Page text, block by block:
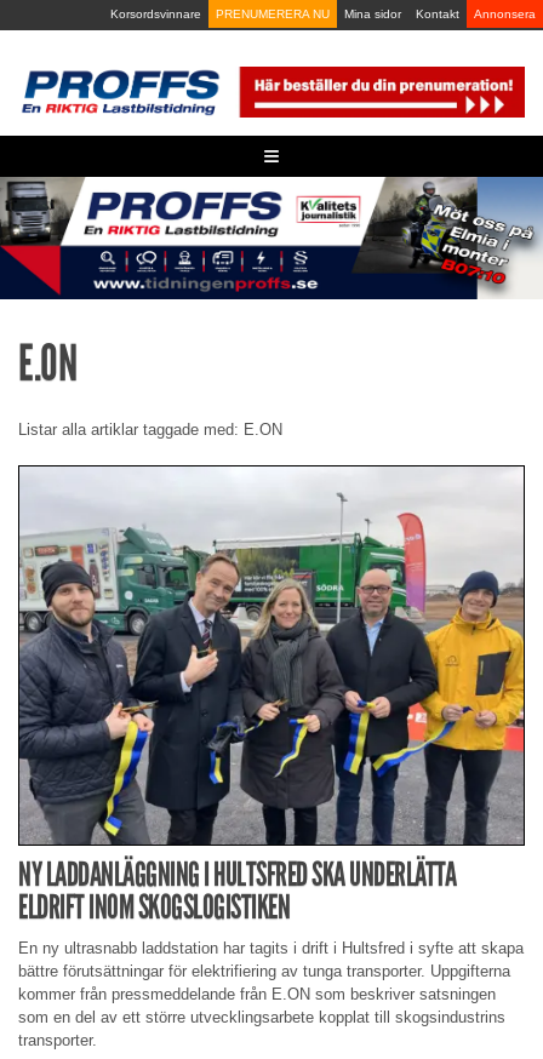
to
Korsordsvinnare PRENUMERERA NU Mina sidor Kontakt Annonsera
≡
E.ON
Listar alla artiklar taggade med: E.ON
NY LADDANLÄGGNING I HULTSFRED SKA UNDERLÄTTA
ELDRIFT INOM SKOGSLOGISTIKEN
En ny ultrasnabb laddstation har tagits i drift i Hultsfred i syfte att skapa
bättre förutsättningar för elektrifiering av tunga transporter. Uppgifterna
kommer från pressmeddelande från E.ON som beskriver satsningen
som en del av ett större utvecklingsarbete kopplat till skogsindustrins
transporter.